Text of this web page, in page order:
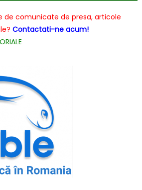
argint
pentru
RoSEF
2020
de comunicate de presa, articole
Contactati-ne acum!